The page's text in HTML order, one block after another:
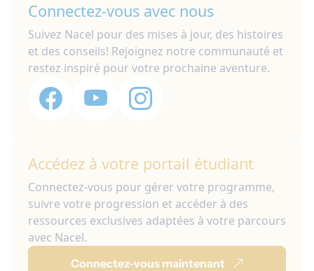
Connectez-vous avec nous
Suivez Nacel pour des mises à jour, des histoires
et des conseils! Rejoignez notre communauté et
restez inspiré pour votre prochaine aventure.
Accédez à votre portail étudiant
Connectez-vous pour gérer votre programme,
suivre votre progression et accéder à des
ressources exclusives adaptées à votre parcours
avec Nacel.
Connectez-vous maintenant